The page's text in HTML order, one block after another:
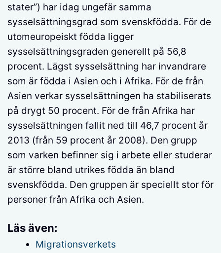
stater”) har idag ungefär samma
sysselsättningsgrad som svenskfödda. För de
utomeuropeiskt födda ligger
sysselsättningsgraden generellt på 56,8
procent. Lägst sysselsättning har invandrare
som är födda i Asien och i Afrika. För de från
Asien verkar sysselsättningen ha stabiliserats
på drygt 50 procent. För de från Afrika har
sysselsättningen fallit ned till 46,7 procent år
2013 (från 59 procent år 2008). Den grupp
som varken befinner sig i arbete eller studerar
är större bland utrikes födda än bland
svenskfödda. Den gruppen är speciellt stor för
personer från Afrika och Asien.
Läs även:
Migrationsverkets